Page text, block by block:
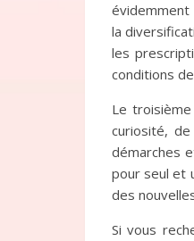
évidemment
la
les
conditions
Le
curiosité,
démarches
pour seul et
des
Si vous